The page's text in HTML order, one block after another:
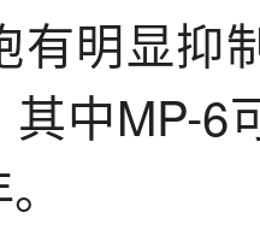
有明显抑
中MP-6